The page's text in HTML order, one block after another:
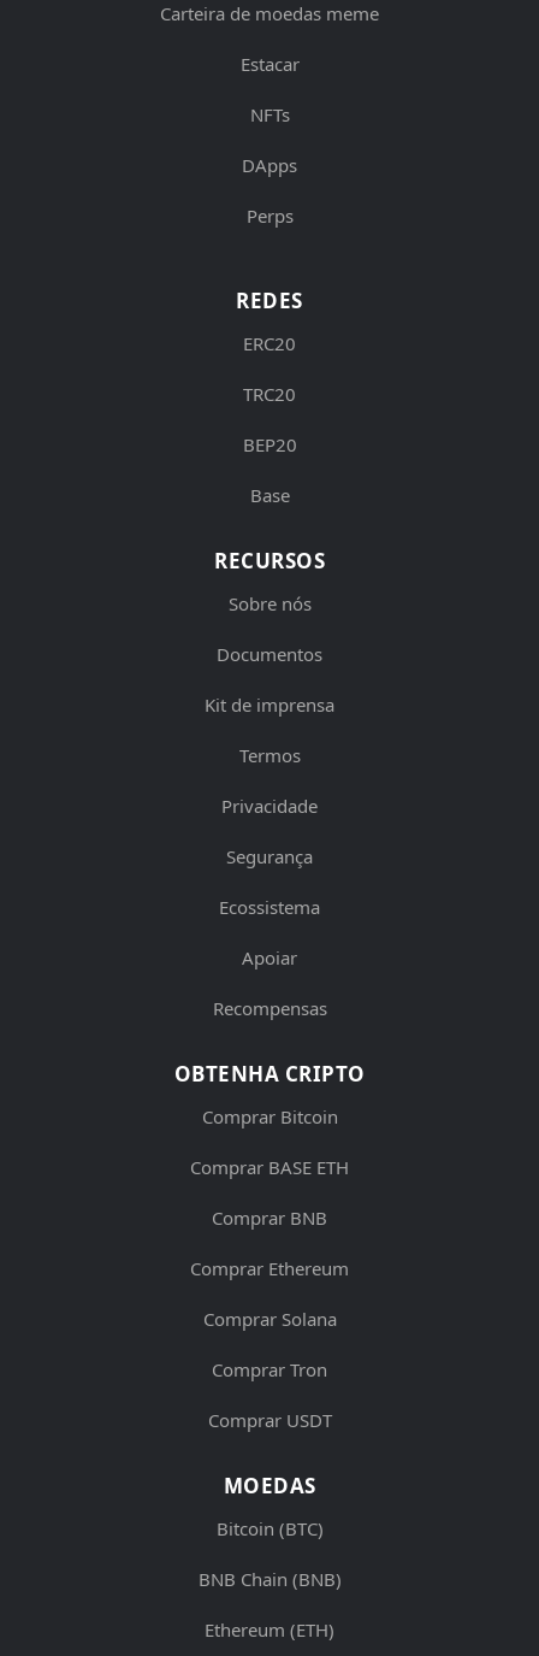
Carteira de moedas meme
Estacar
NFTs
DApps
Perps
REDES
ERC20
TRC20
BEP20
Base
RECURSOS
Sobre nós
Documentos
Kit de imprensa
Termos
Privacidade
Segurança
Ecossistema
Apoiar
Recompensas
OBTENHA CRIPTO
Comprar Bitcoin
Comprar BASE ETH
Comprar BNB
Comprar Ethereum
Comprar Solana
Comprar Tron
Comprar USDT
MOEDAS
Bitcoin (BTC)
BNB Chain (BNB)
Ethereum (ETH)